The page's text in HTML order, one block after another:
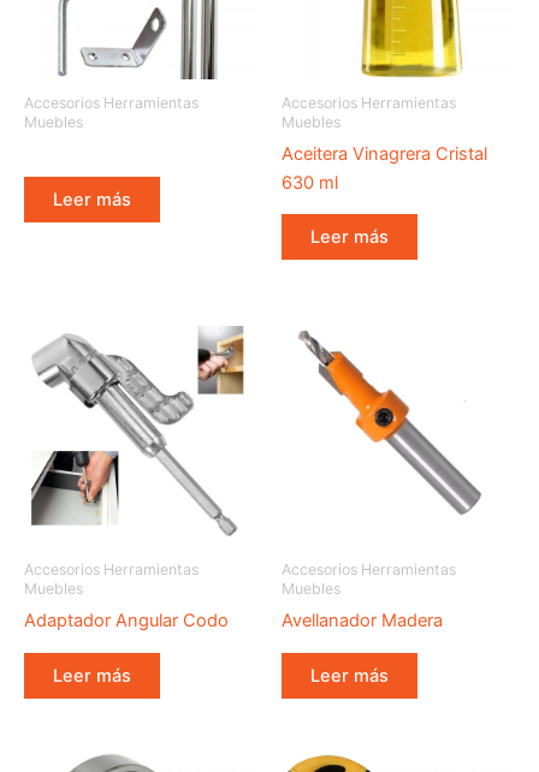
Accesorios Herramientas
Muebles
Leer más
Accesorios Herramientas
Muebles
Aceitera Vinagrera Cristal
630 ml
Leer más
Accesorios Herramientas
Muebles
Adaptador Angular Codo
Leer más
Accesorios Herramientas
Muebles
Avellanador Madera
Leer más